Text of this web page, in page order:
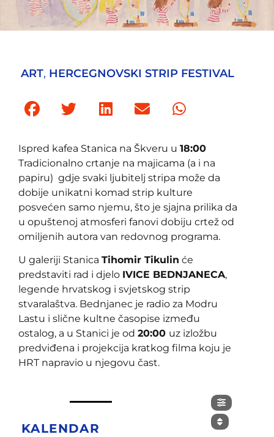
ART, HERCEGNOVSKI STRIP FESTIVAL
Ispred kafea Stanica na Škveru u 18:00
Tradicionalno crtanje na majicama (a i na
papiru) gdje svaki ljubitelj stripa može da
dobije unikatni komad strip kulture
posvećen samo njemu, što je sjajna prilika da
u opuštenoj atmosferi fanovi dobiju crtež od
omiljenih autora van redovnog programa.
U galeriji Stanica Tihomir Tikulin će
predstaviti rad i djelo IVICE BEDNJANECA,
legende hrvatskog i svjetskog strip
stvaralaštva. Bednjanec je radio za Modru
Lastu i slične kultne časopise između
ostalog, a u Stanici je od 20:00 uz izložbu
predviđena i projekcija kratkog filma koju je
HRT napravio u njegovu čast.
KALENDAR